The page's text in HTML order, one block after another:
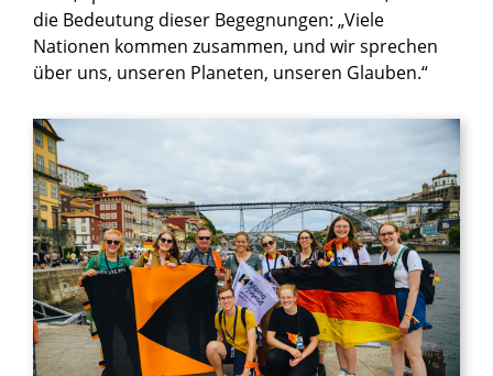
die Bedeutung dieser Begegnungen: „Viele
Nationen kommen zusammen, und wir sprechen
über uns, unseren Planeten, unseren Glauben.“